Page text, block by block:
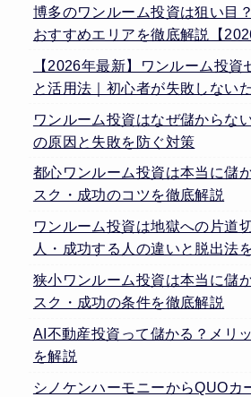
博多のワンルーム投資は狙い目
おすすめエリアを徹底解説【
【2026年最新】ワンルーム投資
と活用法｜初心者が失敗しない
ワンルーム投資はなぜ儲からな
の原因と失敗を防ぐ対策
都心ワンルーム投資は本当に儲
スク・成功のコツを徹底解説
ワンルーム投資は地獄への片道
人・成功する人の違いと脱出法
狭小ワンルーム投資は本当に儲
スク・成功の条件を徹底解説
AI不動産投資って儲かる？メリ
を解説
シノケンハーモニーからQUOカ